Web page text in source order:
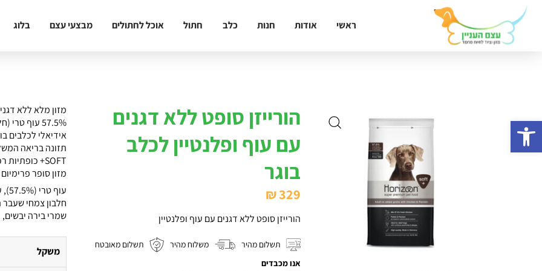
ראשי אודות חנות כלב חתול אוכל לחתולים מבצעי עצם בלוג
הורייזן סופט ללא דגנים
עם עוף ופלנטיין לכלב
בוגר
₪329
הורייזן סופט ללא דגנים עם עוף ופלנטיין
תשלום מהיר משלוח מהיר
תשלום מאובטח
אנו מכבדים
מזון מלא ללא דגנים
57.5% עוף טרי (חלבון ממקור יחיד)
אידיאלי לכלבים
תזונה בריאה
SOFT+ כופתיות רכות המהוות פינוק אמיתי בכל נגיסה
מזון סופר
חלבון צמחי
שמרי בירה יבשים,
משקל
פתח סרגל נגישות